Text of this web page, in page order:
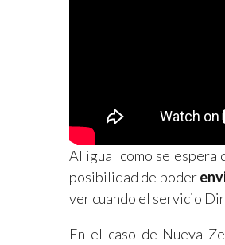
Al igual como se espera
posibilidad de poder
ver cuando el servicio
En el caso de Nueva